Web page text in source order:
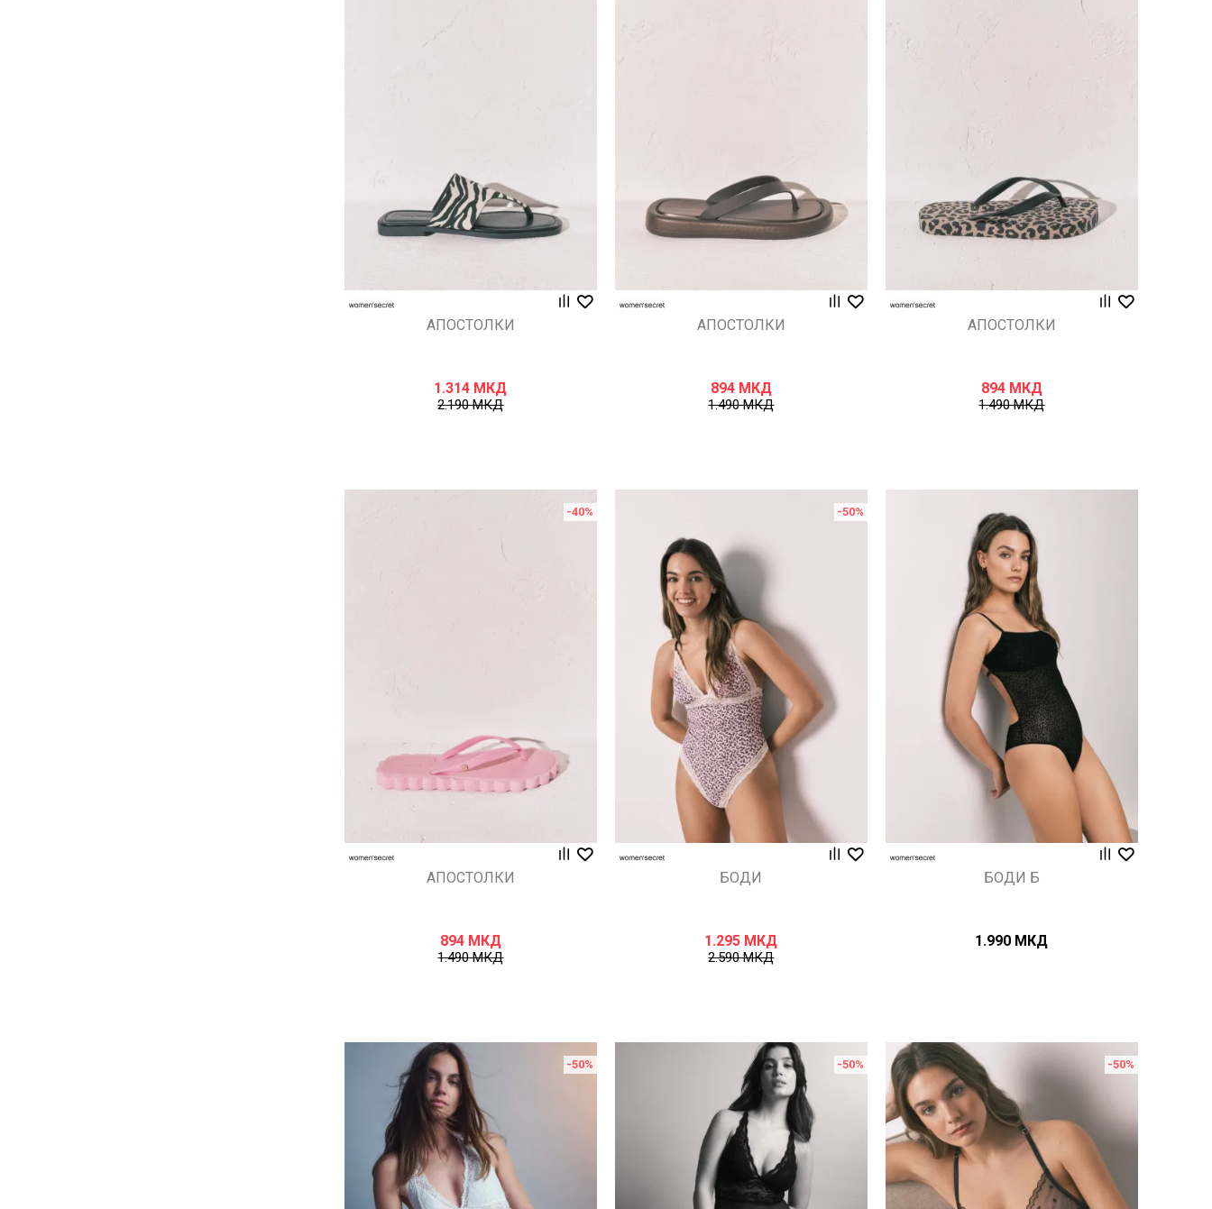
АПОСТОЛКИ
1.314 МКД
2.190МКД
АПОСТОЛКИ
894 МКД
1.490МКД
АПОСТОЛКИ
894 МКД
1.490МКД
-40%
АПОСТОЛКИ
894 МКД
1.490МКД
Uporedi
-50%
БОДИ
1.295 МКД
2.590МКД
Uporedi
БОДИ Б
1.990 МКД
-50% -50% -50%